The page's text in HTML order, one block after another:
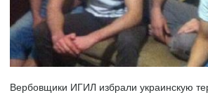
Вербовщики ИГИЛ избрали украинскую